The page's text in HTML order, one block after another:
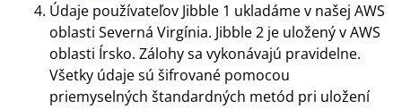
Údaje používateľov Jibble 1 ukladáme v našej AWS
oblasti Severná Virgínia. Jibble 2 je uložený v AWS
oblasti Írsko. Zálohy sa vykonávajú pravidelne.
Všetky údaje sú šifrované pomocou
priemyselných štandardných metód pri uložení